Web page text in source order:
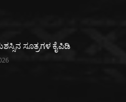
ಸೂತ್ರಗಳ ಕೈಪಿಡಿ